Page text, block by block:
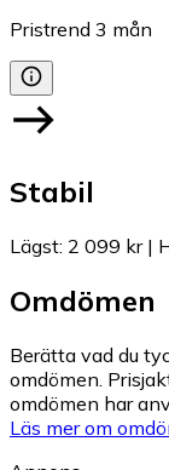
Pristrend 3 mån
Stabil
Lägst: 2 099 kr|
Omdömen
Berätta vad du
omdömen.
omdömen har
Läs mer om